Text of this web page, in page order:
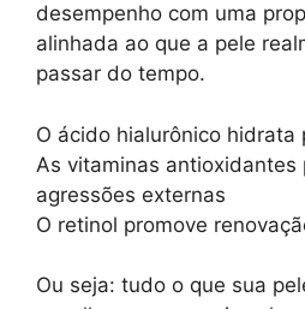
desempenho com uma
alinhada ao que a pele
passar do tempo.
O ácido hialurônico hidrata
As vitaminas antioxidantes
agressões externas
O retinol promove
Ou seja: tudo o que sua